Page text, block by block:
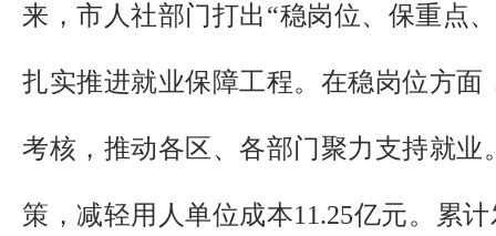
来，市人社部门打出“稳岗位、保重点
扎实推进就业保障工程。在稳岗位方面
考核，推动各区、各部门聚力支持就业
策，减轻用人单位成本11.25亿元。累